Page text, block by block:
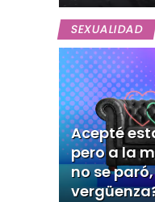
SEXUALIDAD
Acepté
pero a la
no se